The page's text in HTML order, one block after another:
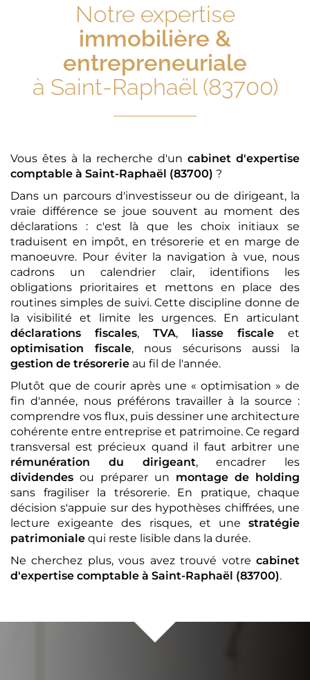
Notre expertise
immobilière &
entrepreneuriale
à Saint-Raphaël (83700)
Vous êtes à la recherche d'un cabinet d'expertise
comptable à Saint-Raphaël (83700) ?
Dans un parcours d'investisseur ou de dirigeant, la
vraie différence se joue souvent au moment des
déclarations : c'est là que les choix initiaux se
traduisent en impôt, en trésorerie et en marge de
manoeuvre. Pour éviter la navigation à vue, nous
cadrons un calendrier clair, identifions les
obligations prioritaires et mettons en place des
routines simples de suivi. Cette discipline donne de
la visibilité et limite les urgences. En articulant
déclarations fiscales, TVA, liasse fiscale et
optimisation fiscale, nous sécurisons aussi la
gestion de trésorerie au fil de l'année.
Plutôt que de courir après une « optimisation » de
fin d'année, nous préférons travailler à la source :
comprendre vos flux, puis dessiner une architecture
cohérente entre entreprise et patrimoine. Ce regard
transversal est précieux quand il faut arbitrer une
rémunération du dirigeant, encadrer les
dividendes ou préparer un montage de holding
sans fragiliser la trésorerie. En pratique, chaque
décision s'appuie sur des hypothèses chiffrées, une
lecture exigeante des risques, et une stratégie
patrimoniale qui reste lisible dans la durée.
Ne cherchez plus, vous avez trouvé votre cabinet
d'expertise comptable à Saint-Raphaël (83700).